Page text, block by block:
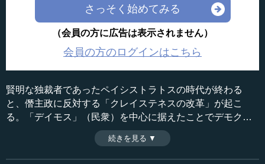
さっそく始めてみる
（会員の方に広告は表示されません）
会員の方のログインはこちら
賢明な独裁者であったペイシストラトスの時代が終わる
と、僭主政に反対する「クレイステネスの改革」が起こ
る。「デイモス」（民衆）を中心に据えたことでデモクラ
シーの源と呼ばれ、「陶片追放」でも有名なこの改革は、
アテネに何をもたらしたのだろうか。（全11話中第5話）
※インタビュアー：川上達史（テンミニッツTV編集長）
収録日：2019年12月3日
続きを見る ▼